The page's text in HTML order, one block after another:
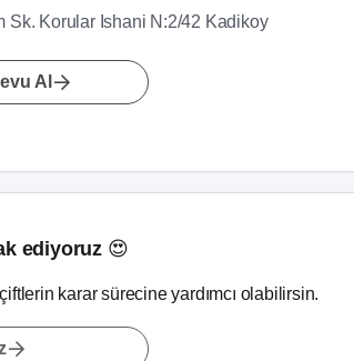
Sk. Korular Ishani N:2/42 Kadikoy
Al
ediyoruz 😍
karar sürecine yardımcı olabilirsin.